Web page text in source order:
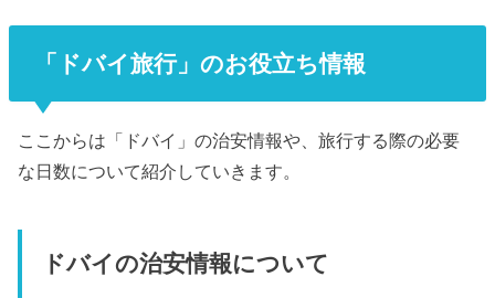
「ドバイ旅行」のお役立ち情報
ここからは「ドバイ」の治安情報や、旅行する際の必要
な日数について紹介していきます。
ドバイの治安情報について